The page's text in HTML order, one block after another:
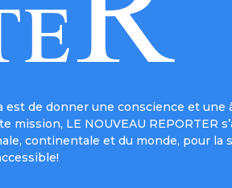
est de donner une conscience et une
LE NOUVEAU REPORTER
continentale et du monde, pour la